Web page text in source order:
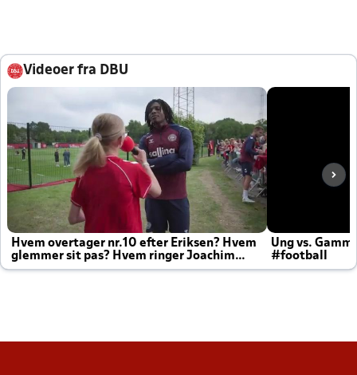
Videoer fra DBU
Hvem overtager nr.10 efter Eriksen? Hvem
glemmer sit pas? Hvem ringer Joachim
altid til efter kampe?
Ung vs.
#football